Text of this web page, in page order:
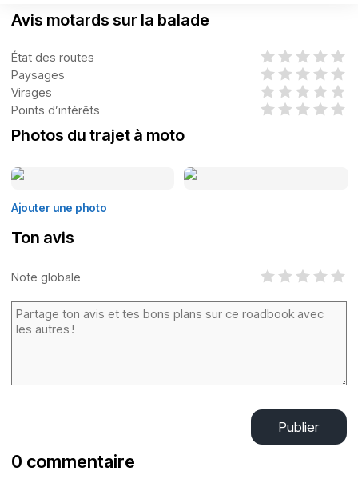
Avis motards sur la balade
État des routes
Paysages
Virages
Points d’intérêts
Photos du trajet à moto
Ajouter une photo
Ton avis
Note globale
Publier
0 commentaire